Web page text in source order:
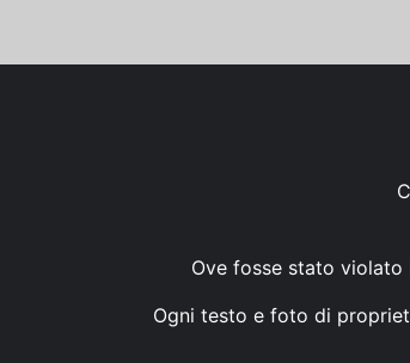
Ove fosse stato
Ogni testo e foto di